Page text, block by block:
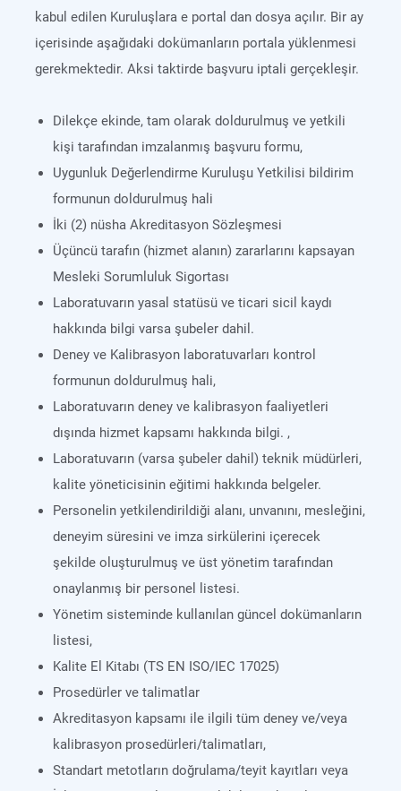
kabul edilen Kuruluşlara e portal dan dosya açılır. Bir ay
içerisinde aşağıdaki dokümanların portala yüklenmesi
gerekmektedir. Aksi taktirde başvuru iptali gerçekleşir.
Dilekçe ekinde, tam olarak doldurulmuş ve yetkili
kişi tarafından imzalanmış başvuru formu,
Uygunluk Değerlendirme Kuruluşu Yetkilisi bildirim
formunun doldurulmuş hali
İki (2) nüsha Akreditasyon Sözleşmesi
Üçüncü tarafın (hizmet alanın) zararlarını kapsayan
Mesleki Sorumluluk Sigortası
Laboratuvarın yasal statüsü ve ticari sicil kaydı
hakkında bilgi varsa şubeler dahil.
Deney ve Kalibrasyon laboratuvarları kontrol
formunun doldurulmuş hali,
Laboratuvarın deney ve kalibrasyon faaliyetleri
dışında hizmet kapsamı hakkında bilgi. ,
Laboratuvarın (varsa şubeler dahil) teknik müdürleri,
kalite yöneticisinin eğitimi hakkında belgeler.
Personelin yetkilendirildiği alanı, unvanını, mesleğini,
deneyim süresini ve imza sirkülerini içerecek
şekilde oluşturulmuş ve üst yönetim tarafından
onaylanmış bir personel listesi.
Yönetim sisteminde kullanılan güncel dokümanların
listesi,
Kalite El Kitabı (TS EN ISO/IEC 17025)
Prosedürler ve talimatlar
Akreditasyon kapsamı ile ilgili tüm deney ve/veya
kalibrasyon prosedürleri/talimatları,
Standart metotların doğrulama/teyit kayıtları veya